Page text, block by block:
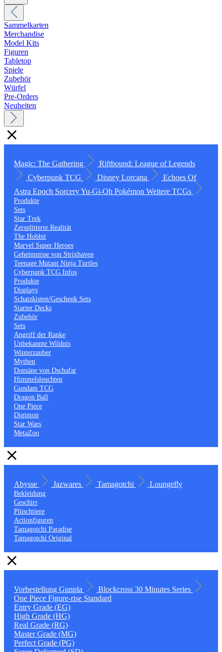
Sammelkarten
Merchandise
Model Kits
Figuren
Tabletop
Spiele
Zubehör
Würfel
Pre-Orders
Neuheiten
Magic: The Gathering
Riftbound: League of Legends
Cyberpunk TCG
Disney Lorcana
Echoes Of
Astra Epoch SorceryYu-Gi-Oh Pokémon Weitere TCGs
Produkte
Sets
Star Trek
Zersplitterte Realität
The Hobbit
Marvel Super Heroes
Geheimnisse von Strixhaven
Teenage Mutant Ninja Turtles
Cyberpunk TCG Infos
Produkte
Displays
Schatzkisten/Geschenk Sets
Starter Decks
Zubehör
Sets
Angriff der Ranke
Unbekannte Wildnis
Winterzauber
Mythen
Domäne von Dschafar
Himmelsleuchten
Gundam TCG
Dragon Ball
One Piece
Digimon
Star Wars
MetaZoo
Abysse Jazwares Tamagotchi Loungefly
Bekleidung
Geschirr
Plüschtiere
Actionfiguren
Tamagotchi Paradise
Tamagotchi Original
Vorbestellung Gunpla Blockcross 30 Minutes Series
One Piece Figure-rise Standard
Entry Grade (EG)
High Grade (HG)
Real Grade (RG)
Master Grade (MG)
Perfect Grade (PG)